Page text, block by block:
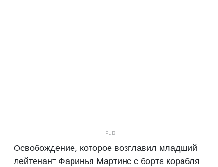
Освобождение, которое возглавил младший
лейтенант Фаринья Мартинс с борта корабля